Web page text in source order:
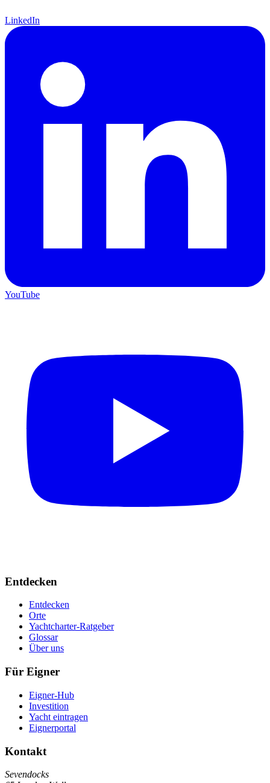
LinkedIn
YouTube
Entdecken
Entdecken
Orte
Yachtcharter-Ratgeber
Glossar
Über uns
Für Eigner
Eigner-Hub
Investition
Yacht eintragen
Eignerportal
Kontakt
Sevendocks